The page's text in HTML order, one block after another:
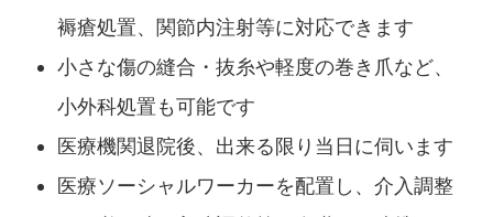
褥瘡処置、関節内注射等に対応できます
小さな傷の縫合・抜糸や軽度の巻き爪など、
小外科処置も可能です
医療機関退院後、出来る限り当日に伺います
医療ソーシャルワーカーを配置し、介入調整